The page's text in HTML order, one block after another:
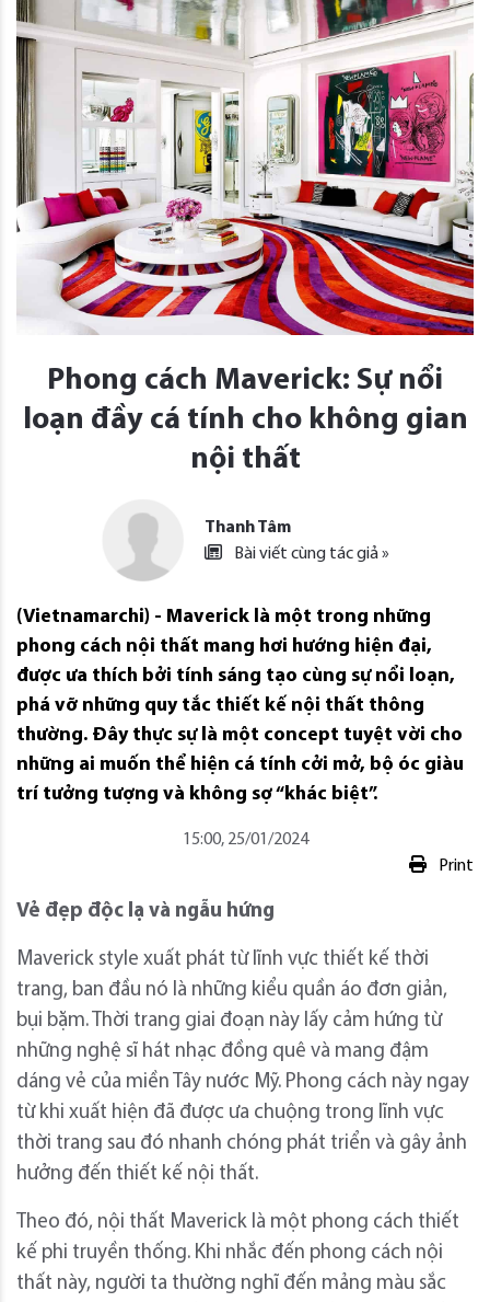
Phong cách Maverick: Sự nổi
loạn đầy cá tính cho không gian
nội thất
Thanh Tâm
Bài viết cùng tác giả »
(Vietnamarchi) - Maverick là một trong những
phong cách nội thất mang hơi hướng hiện đại,
được ưa thích bởi tính sáng tạo cùng sự nổi loạn,
phá vỡ những quy tắc thiết kế nội thất thông
thường. Đây thực sự là một concept tuyệt vời cho
những ai muốn thể hiện cá tính cởi mở, bộ óc giàu
trí tưởng tượng và không sợ “khác biệt”.
15:00, 25/01/2024
Print
Vẻ đẹp độc lạ và ngẫu hứng
Maverick style xuất phát từ lĩnh vực thiết kế thời
trang, ban đầu nó là những kiểu quần áo đơn giản,
bụi bặm. Thời trang giai đoạn này lấy cảm hứng từ
những nghệ sĩ hát nhạc đồng quê và mang đậm
dáng vẻ của miền Tây nước Mỹ. Phong cách này ngay
từ khi xuất hiện đã được ưa chuộng trong lĩnh vực
thời trang sau đó nhanh chóng phát triển và gây ảnh
hưởng đến thiết kế nội thất.
Theo đó, nội thất Maverick là một phong cách thiết
kế phi truyền thống. Khi nhắc đến phong cách nội
thất này, người ta thường nghĩ đến mảng màu sắc